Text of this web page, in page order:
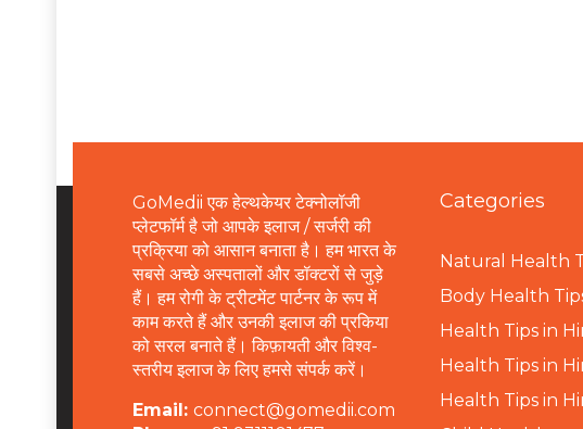
GoMedii एक हेल्थकेयर टेक्नोलॉजी
प्लेटफॉर्म है जो आपके इलाज / सर्जरी की
प्रक्रिया को आसान बनाता है। हम भारत के
सबसे अच्छे अस्पतालों और डॉक्टरों से जुड़े
हैं। हम रोगी के ट्रीटमेंट पार्टनर के रूप में
काम करते हैं और उनकी इलाज की प्रकिया
को सरल बनाते हैं। किफ़ायती और विश्व-
स्तरीय इलाज के लिए हमसे संपर्क करें।
Email: connect@gomedii.com
Categories
Natural Health
Body Health
Health Tips in
Health Tips in
Health Tips in